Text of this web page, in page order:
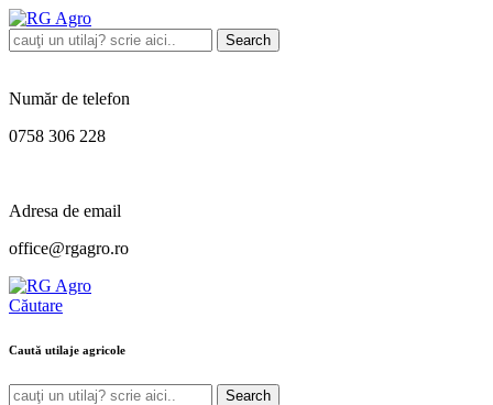
Search
Număr de telefon
0758 306 228
Adresa de email
office@rgagro.ro
Căutare
Caută utilaje agricole
Search